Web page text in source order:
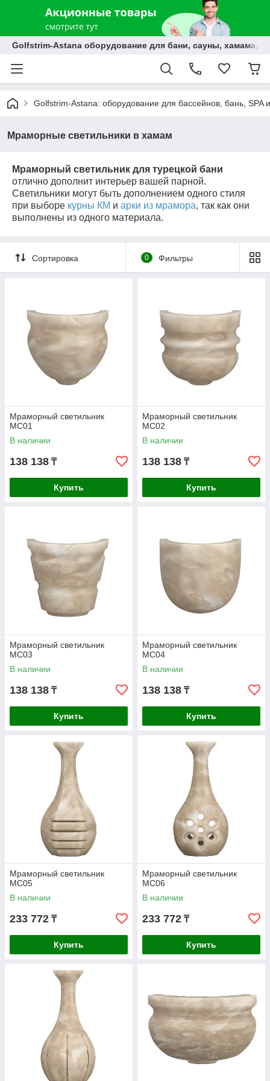
Golfstrim-Astana оборудование для бани, сауны, хамама,
Golfstrim-Astana: оборудование для бассейнов, бань, SPA
Мраморные светильники в хамам
Мраморный светильник для турецкой бани
отлично дополнит интерьер вашей парной.
Светильники могут быть дополнением одного стиля
при выборе курны КМ и арки из мрамора, так как они
выполнены из одного материала.
Сортировка 0 Фильтры
Мраморный светильник
МС01
В наличии
138 138 ₸
Купить
Мраморный светильник
МС02
В наличии
138 138 ₸
Купить
Мраморный светильник
МС03
В наличии
138 138 ₸
Купить
Мраморный светильник
МС04
В наличии
138 138 ₸
Купить
Мраморный светильник
МС05
В наличии
233 772 ₸
Купить
Мраморный светильник
МС06
В наличии
233 772 ₸
Купить